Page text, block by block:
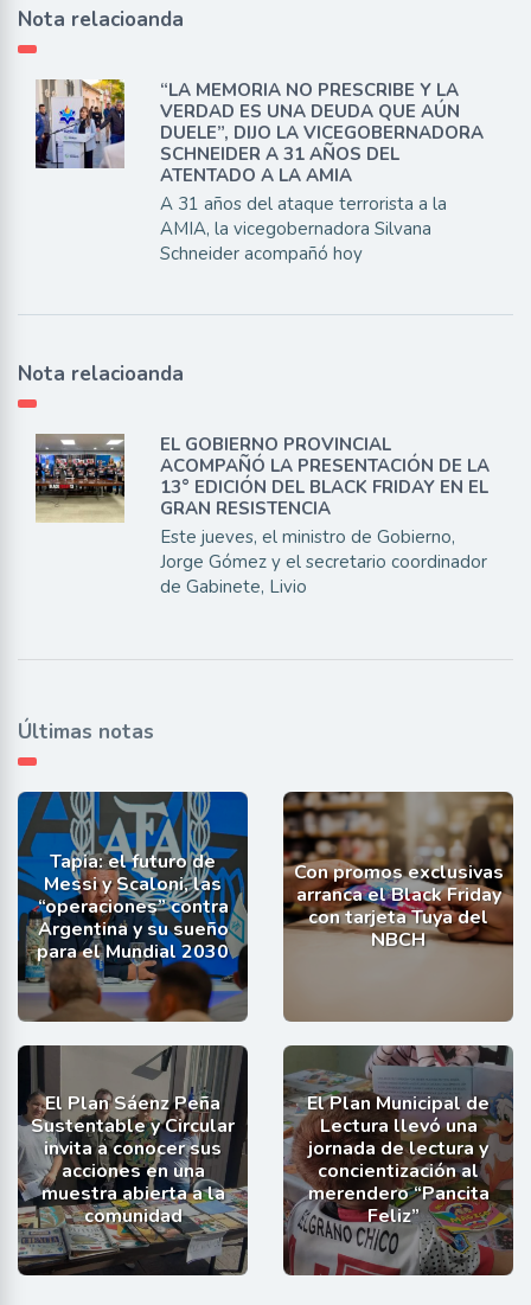
Nota relacioanda
“LA MEMORIA NO PRESCRIBE Y LA
VERDAD ES UNA DEUDA QUE AÚN
DUELE”, DIJO LA VICEGOBERNADORA
SCHNEIDER A 31 AÑOS DEL
ATENTADO A LA AMIA
A 31 años del ataque terrorista a la
AMIA, la vicegobernadora Silvana
Schneider acompañó hoy
Nota relacioanda
EL GOBIERNO PROVINCIAL
ACOMPAÑÓ LA PRESENTACIÓN DE LA
13° EDICIÓN DEL BLACK FRIDAY EN EL
GRAN RESISTENCIA
Este jueves, el ministro de Gobierno,
Jorge Gómez y el secretario coordinador
de Gabinete, Livio
Últimas notas
Tapia: el futuro de
Messi y Scaloni, las
“operaciones” contra
Argentina y su sueño
para el Mundial 2030
Con promos exclusivas
arranca el Black Friday
con tarjeta Tuya del
NBCH
El Plan Sáenz Peña
Sustentable y Circular
invita a conocer sus
acciones en una
muestra abierta a la
comunidad
El Plan Municipal de
Lectura llevó una
jornada de lectura y
concientización al
merendero “Pancita
Feliz”